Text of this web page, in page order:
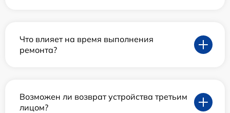
Что влияет на время выполнения
ремонта?
Возможен ли возврат устройства третьим
лицом?